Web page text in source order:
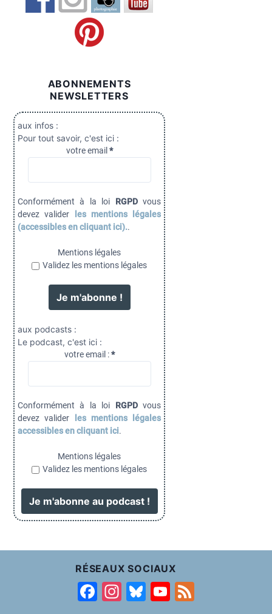
ABONNEMENTS
NEWSLETTERS
aux infos :
Pour tout savoir, c'est ici :
votre email *
Conformément à la loi RGPDvous
devez valider
les mentions légales
(accessibles en cliquant ici)..
Mentions légales
Validez les mentions légales
aux podcasts :
Le podcast, c'est ici :
votre email :*
Conformément à la loi RGPDvous
devez valider
les mentions légales
accessibles en cliquant ici.
Mentions légales
Validez les mentions légales
RÉSEAUX SOCIAUX
F
In Bl Y